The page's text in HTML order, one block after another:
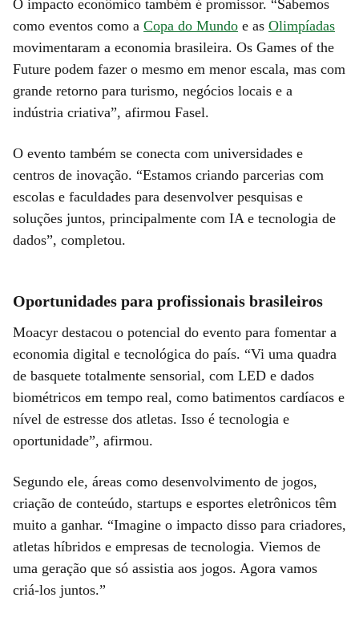
O impacto econômico também é promissor. “Sabemos
como eventos como a Copa do Mundo e as Olimpíadas
movimentaram a economia brasileira. Os Games of the
Future podem fazer o mesmo em menor escala, mas com
grande retorno para turismo, negócios locais e a
indústria criativa”, afirmou Fasel.
O evento também se conecta com universidades e
centros de inovação. “Estamos criando parcerias com
escolas e faculdades para desenvolver pesquisas e
soluções juntos, principalmente com IA e tecnologia de
dados”, completou.
Oportunidades para profissionais brasileiros
Moacyr destacou o potencial do evento para fomentar a
economia digital e tecnológica do país. “Vi uma quadra
de basquete totalmente sensorial, com LED e dados
biométricos em tempo real, como batimentos cardíacos e
nível de estresse dos atletas. Isso é tecnologia e
oportunidade”, afirmou.
Segundo ele, áreas como desenvolvimento de jogos,
criação de conteúdo, startups e esportes eletrônicos têm
muito a ganhar. “Imagine o impacto disso para criadores,
atletas híbridos e empresas de tecnologia. Viemos de
uma geração que só assistia aos jogos. Agora vamos
criá-los juntos.”